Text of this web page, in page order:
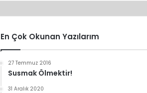
En Çok Okunan Yazılarım
27 Temmuz 2016
Susmak Ölmektir!
31 Aralık 2020